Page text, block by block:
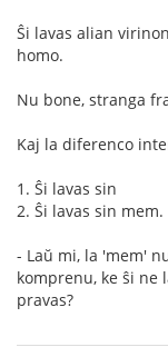
Ŝi lavas alian
homo.
Nu bone, stranga
Kaj la diferenco
1. Ŝi lavas sin
2. Ŝi lavas sin mem.
- Laŭ mi, la 'mem'
komprenu, ke ŝi ne
pravas?